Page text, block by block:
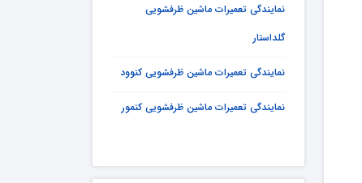
نمایندگی تعمیرات ماشین ظرفشویی
گلداستار
نمایندگی تعمیرات ماشین ظرفشویی کنوود
نمایندگی تعمیرات ماشین ظرفشویی کنمور